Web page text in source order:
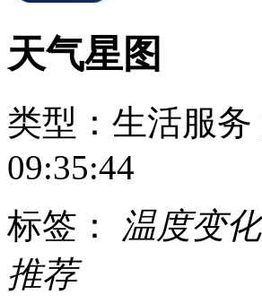
天气星图
类型：生活服务
09:35:44
标签： 温度变化
推荐